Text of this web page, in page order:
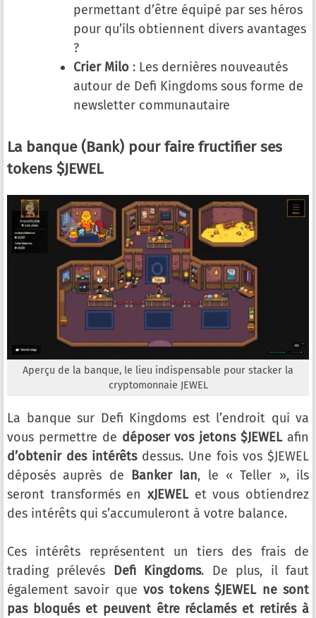
permettant d’être équipé par ses héros
pour qu’ils obtiennent divers avantages
?
Crier Milo : Les dernières nouveautés
autour de Defi Kingdoms sous forme de
newsletter communautaire
La banque (Bank) pour faire fructifier ses
tokens $JEWEL
Aperçu de la banque, le lieu indispensable pour stacker la
cryptomonnaie JEWEL
La banque sur Defi Kingdoms est l’endroit qui va
vous permettre de déposer vos jetons $JEWELafin
d’obtenir des intérêtsdessus. Une fois vos $JEWEL
déposés auprès de Banker Ian, le « Teller », ils
seront transformés en xJEWEL et vous obtiendrez
des intérêts qui s’accumuleront à votre balance.
Ces intérêts représentent un tiers des frais de
trading prélevés Defi Kingdoms. De plus, il faut
également savoir quevos tokens $JEWEL ne sont
pas bloqués et peuvent être réclamés et retirés à